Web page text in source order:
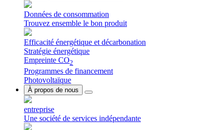
Données de consommation
Trouvez ensemble le bon produit
Efficacité énergétique et décarbonation
Stratégie énergétique
Empreinte CO2
Programmes de financement
Photovoltaïque
À propos de nous
entreprise
Une société de services indépendante